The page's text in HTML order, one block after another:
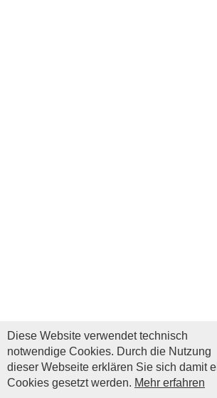
Diese Website verwendet technisch
notwendige Cookies. Durch die Nutzung
dieser Webseite erklären Sie sich damit
Cookies gesetzt werden. Mehr erfahren